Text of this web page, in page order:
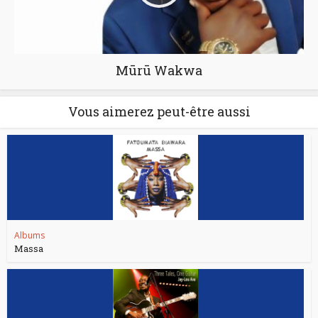
Mūrū Wakwa
Vous aimerez peut-être aussi
Albums
Massa